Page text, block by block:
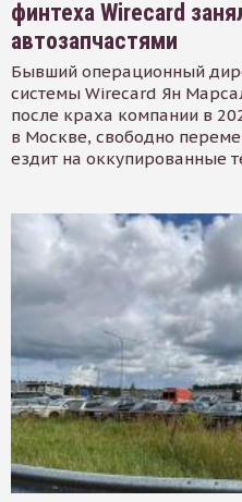
финтеха Wirecard
автозапчастями
Бывший операционный
системы Wirecard Ян
после краха компании в
в Москве, свободно
ездит на оккупированные